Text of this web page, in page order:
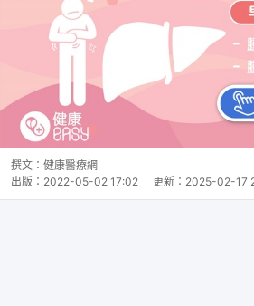
撰文： 健康醫療網
出版： 2022-05-02 17:02 更新： 2025-02-17